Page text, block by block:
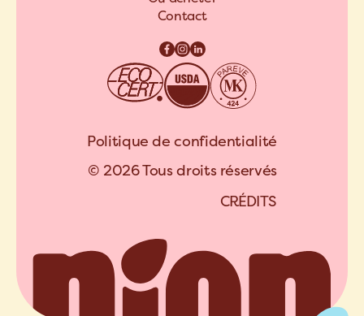
Contact
Politique de confidentialité
© 2026 Tous droits réservés
CRÉDITS